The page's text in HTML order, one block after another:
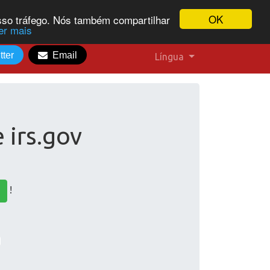
OK
tráfego. Nós também compartilhar
mais
Email Língua
irs.gov
!